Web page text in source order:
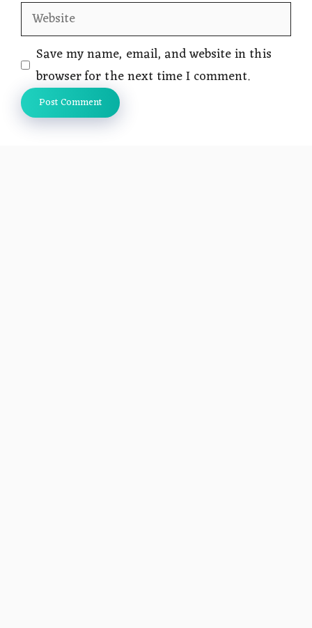
Website
Save my name, email, and website in this
browser for the next time I comment.